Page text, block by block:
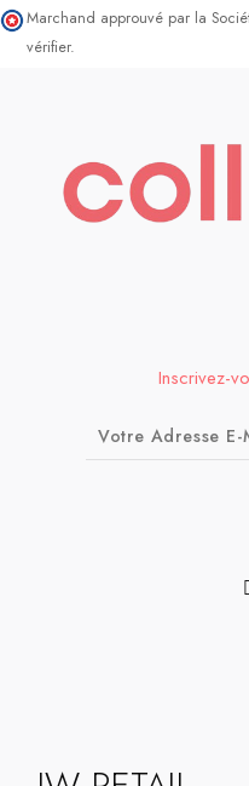
Marchand approuvé par la
vérifier.
Inscrivez-